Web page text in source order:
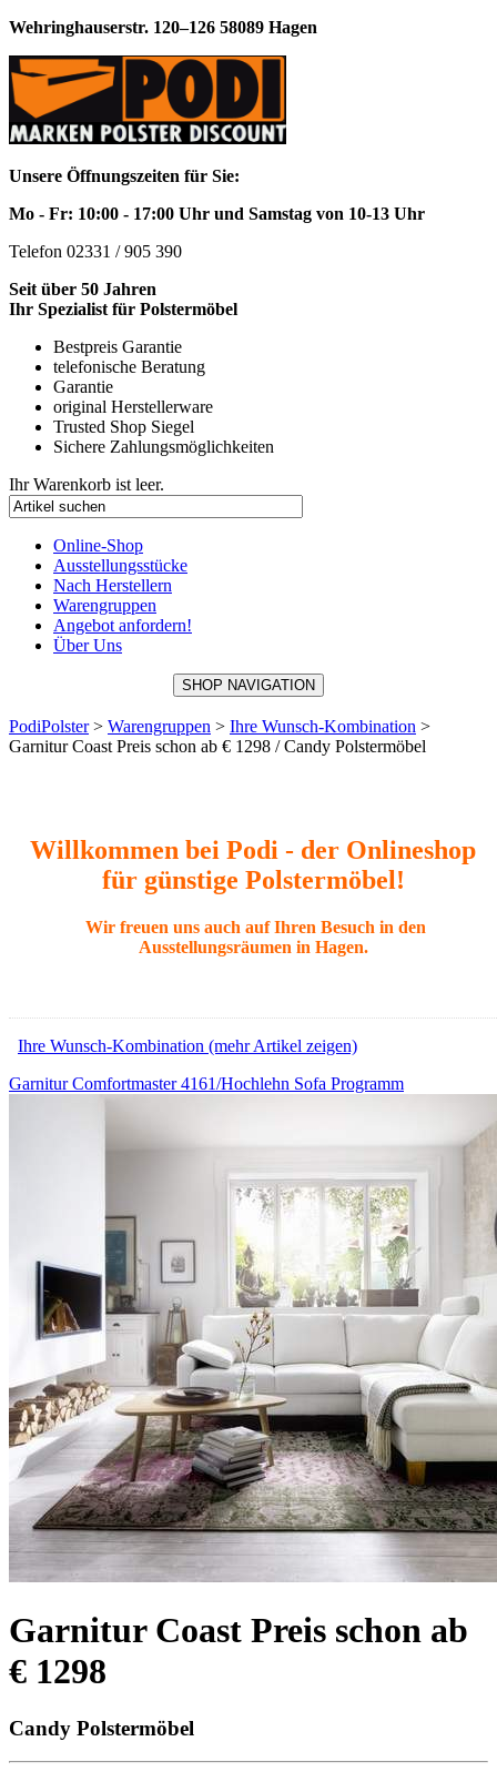
Wehringhauserstr. 120–126 58089 Hagen
Unsere Öffnungszeiten für Sie:
Mo - Fr: 10:00 - 17:00 Uhr und Samstag von 10-13 Uhr
Telefon 02331 / 905 390
Seit über 50 Jahren
Ihr Spezialist für Polstermöbel
Bestpreis Garantie
telefonische Beratung
Garantie
original Herstellerware
Trusted Shop Siegel
Sichere Zahlungsmöglichkeiten
Ihr Warenkorb ist leer.
Online-Shop
Ausstellungsstücke
Nach Herstellern
Warengruppen
Angebot anfordern!
Über Uns
SHOP NAVIGATION
PodiPolster> Warengruppen > Ihre Wunsch-Kombination >
Garnitur Coast Preis schon ab € 1298 / Candy Polstermöbel
Willkommen bei Podi - der Onlineshop
für günstige Polstermöbel!
Wir freuen uns auch auf Ihren Besuch in den
Ausstellungsräumen in Hagen.
Ihre Wunsch-Kombination (mehr Artikel zeigen)
Garnitur Comfortmaster 4161/Hochlehn Sofa Programm
Garnitur Coast Preis schon ab
€ 1298
Candy Polstermöbel